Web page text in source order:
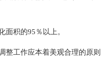
积的95％以上。
工作应本着美观合理的原则